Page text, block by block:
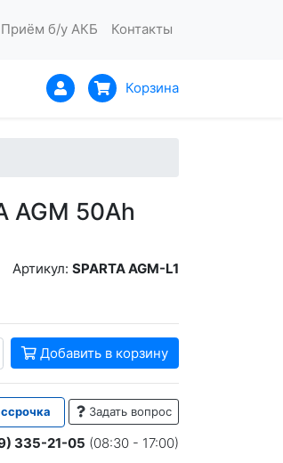
Приём б/у АКБ Контакты
Корзина
AGM 50Ah
Артикул: SPARTA AGM-L1
Добавить в корзину
Задать вопрос
335-21-05 (08:30 - 17:00)